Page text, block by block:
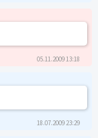
05.11.2009 13:18
18.07.2009 23:29